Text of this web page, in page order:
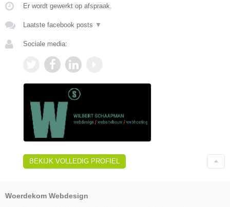
Er wordt gewerkt op afspraak.
Laatste facebook posts ▼
Sociale media:
BEKIJK VOLLEDIG PROFIEL
Woerdekom Webdesign